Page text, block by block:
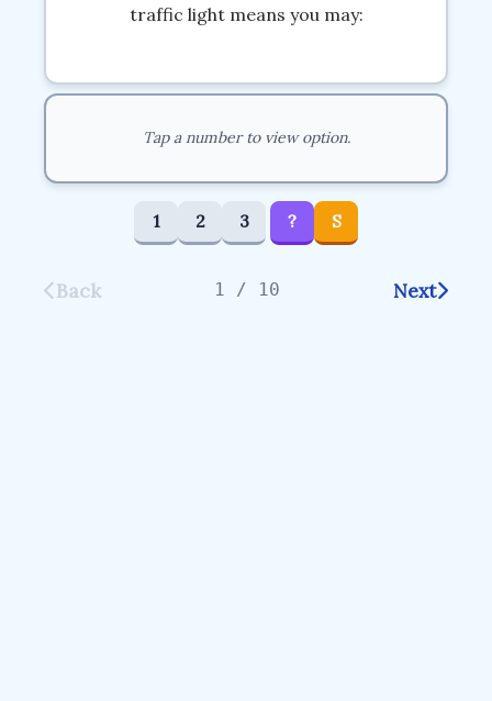
traffic light means you may:
Tap a number to view option.
1 2 3 ? S
Back 1 / 10 Next